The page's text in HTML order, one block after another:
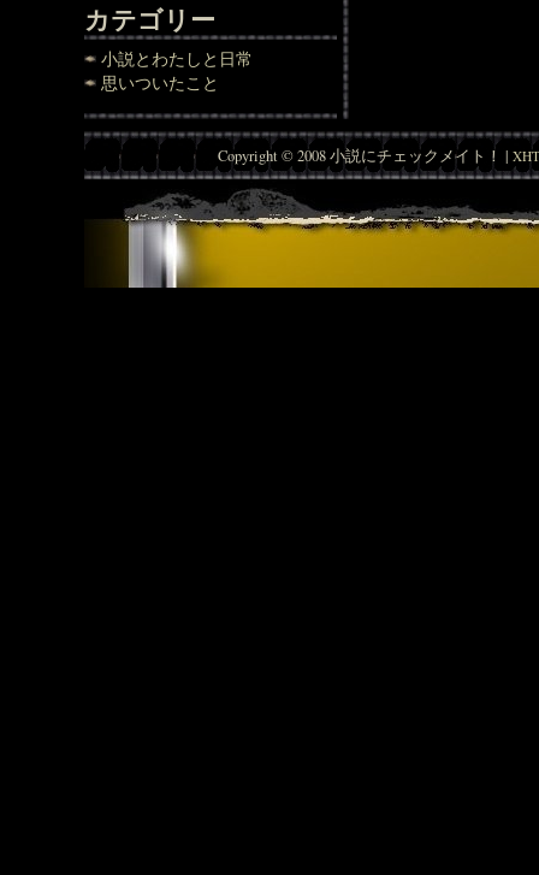
カテゴリー
小説とわたしと日常
思いついたこと
Copyright © 2008 小説にチェックメイト！ |